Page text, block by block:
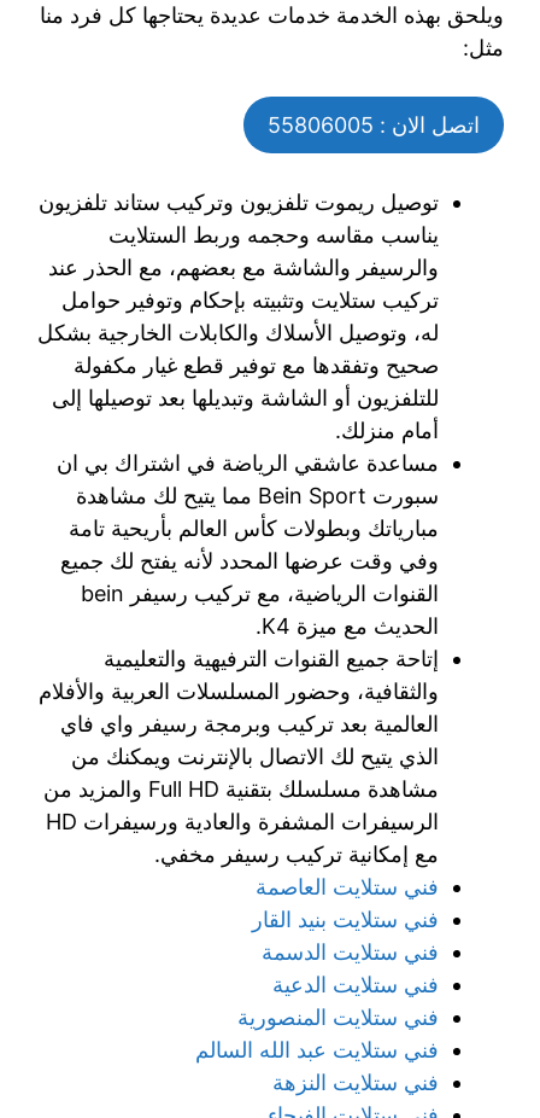
ويلحق بهذه الخدمة خدمات عديدة يحتاجها كل فرد منا
مثل:
اتصل الان : 55806005
توصيل ريموت تلفزيون وتركيب ستاند تلفزيون
يناسب مقاسه وحجمه وربط الستلايت
والرسيفر والشاشة مع بعضهم، مع الحذر عند
تركيب ستلايت وتثبيته بإحكام وتوفير حوامل
له، وتوصيل الأسلاك والكابلات الخارجية بشكل
صحيح وتفقدها مع توفير قطع غيار مكفولة
للتلفزيون أو الشاشة وتبديلها بعد توصيلها إلى
أمام منزلك.
مساعدة عاشقي الرياضة في اشتراك بي ان
سبورت Bein Sport مما يتيح لك مشاهدة
مبارياتك وبطولات كأس العالم بأريحية تامة
وفي وقت عرضها المحدد لأنه يفتح لك جميع
القنوات الرياضية، مع تركيب رسيفر bein
الحديث مع ميزة K4.
إتاحة جميع القنوات الترفيهية والتعليمية
والثقافية، وحضور المسلسلات العربية والأفلام
العالمية بعد تركيب وبرمجة رسيفر واي فاي
الذي يتيح لك الاتصال بالإنترنت ويمكنك من
مشاهدة مسلسلك بتقنية Full HD والمزيد من
الرسيفرات المشفرة والعادية ورسيفرات HD
مع إمكانية تركيب رسيفر مخفي.
فني ستلايت العاصمة
فني ستلايت بنيد القار
فني ستلايت الدسمة
فني ستلايت الدعية
فني ستلايت المنصورية
فني ستلايت عبد الله السالم
فني ستلايت النزهة